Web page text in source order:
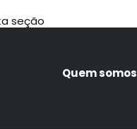
seção
Quem somos